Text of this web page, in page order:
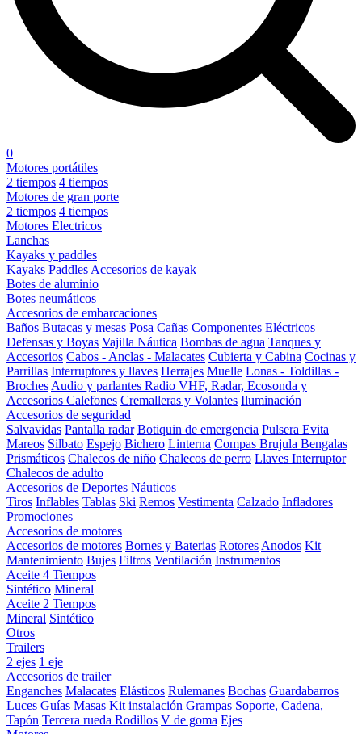
0
Motores portátiles
2 tiempos 4 tiempos
Motores de gran porte
2 tiempos 4 tiempos
Motores Electricos
Lanchas
Kayaks y paddles
Kayaks Paddles Accesorios de kayak
Botes de aluminio
Botes neumáticos
Accesorios de embarcaciones
Baños Butacas y mesas Posa Cañas Componentes Eléctricos
Defensas y Boyas Vajilla Náutica Bombas de agua Tanques y
Accesorios Cabos - Anclas - Malacates Cubierta y Cabina Cocinas y
Parrillas Interruptores y llaves Herrajes Muelle Lonas - Toldillas -
Broches Audio y parlantes Radio VHF, Radar, Ecosonda y
Accesorios Calefones Cremalleras y Volantes Iluminación
Accesorios de seguridad
Salvavidas Pantalla radar Botiquin de emergencia Pulsera Evita
Mareos Silbato Espejo Bichero Linterna Compas Brujula Bengalas
Prismáticos Chalecos de niño Chalecos de perro Llaves Interruptor
Chalecos de adulto
Accesorios de Deportes Náuticos
Tiros Inflables Tablas Ski Remos Vestimenta Calzado Infladores
Promociones
Accesorios de motores
Accesorios de motores Bornes y Baterias Rotores Anodos Kit
Mantenimiento Bujes Filtros Ventilación Instrumentos
Aceite 4 Tiempos
Sintético Mineral
Aceite 2 Tiempos
Mineral Sintético
Otros
Trailers
2 ejes 1 eje
Accesorios de trailer
Enganches Malacates Elásticos Rulemanes Bochas Guardabarros
Luces Guías Masas Kit instalación Grampas Soporte, Cadena,
Tapón Tercera rueda Rodillos V de goma Ejes